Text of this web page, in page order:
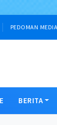
PEDOMAN
BERITA